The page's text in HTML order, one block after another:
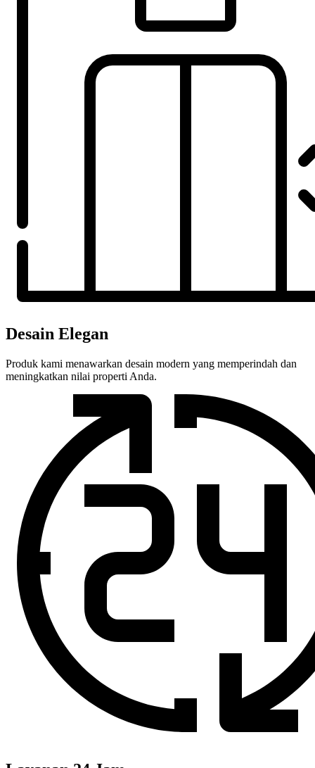
Desain Elegan
Produk kami menawarkan desain modern yang memperindah dan
meningkatkan nilai properti Anda.